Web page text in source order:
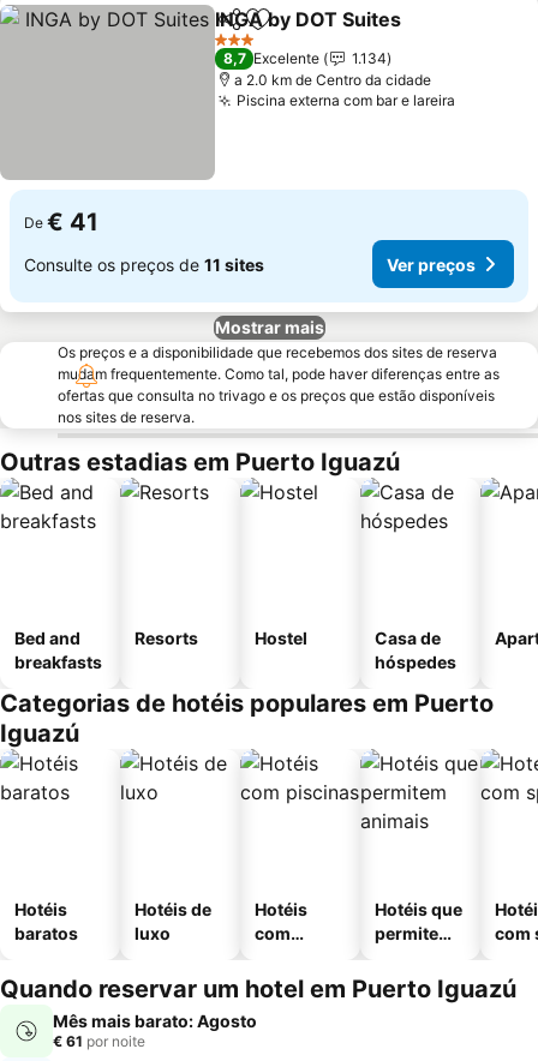
PartilharAdicionar aos favoritos
INGA by DOT Suites
3 Estrelas
8,7 Excelente
1.134
a 2.0 km de Centro da cidade
Piscina externa com bar e lareira
De € 41
Consulte os preços de 11 sites Ver preços
Mostrar mais
Os preços e a disponibilidade que recebemos dos sites de reserva
mudam frequentemente. Como tal, pode haver diferenças entre as
ofertas que consulta no trivago e os preços que estão disponíveis
nos sites de reserva.
Outras estadias em Puerto Iguazú
Bed and
breakfasts
Resorts Hostel
Casa de
hóspedes
Categorias de hotéis populares em Puerto
Iguazú
Hotéis
baratos
Hotéis de
luxo
Hotéis
com
Hotéis que
permitem
com
Quando reservar um hotel em Puerto Iguazú
Mês mais barato: Agosto
€ 61 por noite